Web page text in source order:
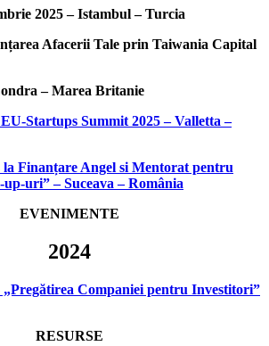
2025 – Istambul – Turcia
Afacerii Tale prin Taiwania Capital
– Marea Britanie
Startups Summit 2025 – Valletta –
la Finanțare Angel si Mentorat pentru
uri” – Suceava – România
EVENIMENTE
2024
„Pregătirea Companiei pentru Investitori”
RESURSE